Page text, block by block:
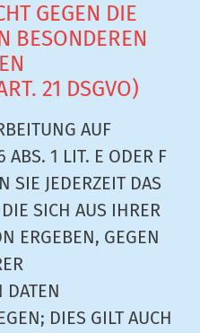
GEGEN DIE
BESONDEREN
21 DSGVO)
AUF
ABS. 1 LIT. E ODER F
SIE JEDERZEIT DAS
SICH AUS IHRER
ERGEBEN, GEGEN
DATEN
DIES GILT AUCH